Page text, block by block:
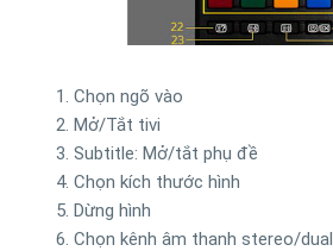
1. Chọn ngõ vào
2. Mở/Tắt tivi
3. Subtitle: Mở/tắt phụ đề
4. Chọn kích thước hình
5. Dừng hình
6. Chọn kênh âm thanh stereo/dual